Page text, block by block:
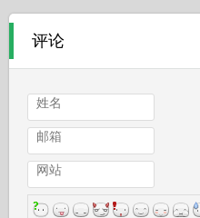
评论
姓名
邮箱
网站